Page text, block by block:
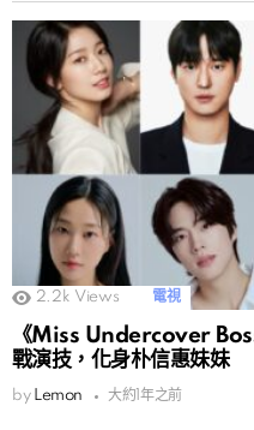
2.2k Views 電視
《Miss Undercover
戰演技，化身朴信惠妹妹
by Lemon 大約1年之前